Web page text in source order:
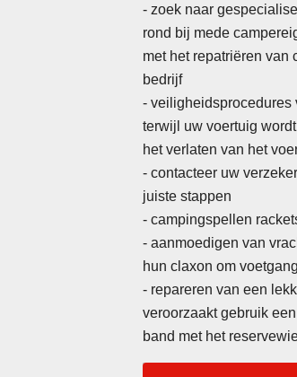
- zoek naar
rond bij mede
met het repatriëren van
bedrijf
- veiligheidsprocedures
terwijl uw voertuig
het verlaten van het
- contacteer uw
juiste stappen
- campingspellen
- aanmoedigen van
hun claxon om
- repareren van een
veroorzaakt gebruik
band met het